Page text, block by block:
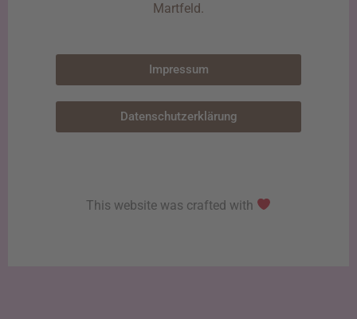
Martfeld.
Impressum
Datenschutzerklärung
This website was crafted with